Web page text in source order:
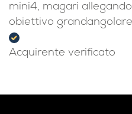
mini4, magari
obiettivo
Acquirente verificato